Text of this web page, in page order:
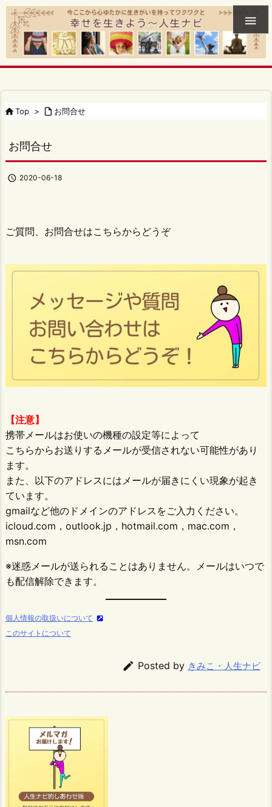

Top >  お問合せ
お問合せ
 2020-06-18
ご質問、お問合せはこちらからどうぞ
【注意】
携帯メールはお使いの機種の設定等によって
こちらからお送りするメールが受信されない可能性があり
ます。
また、以下のアドレスにはメールが届きにくい現象が起き
ています。
gmailなど他のドメインのアドレスをご入力ください。
icloud.com，outlook.jp，hotmail.com，mac.com，
msn.com
※迷惑メールが送られることはありません。メールはいつで
も配信解除できます。
個人情報の取扱いについて
このサイトについて
 Posted by きみこ・人生ナビ